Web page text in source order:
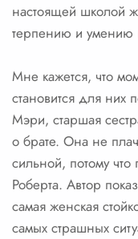
настоящей школой
терпению и умению
Мне кажется, что
становится для
Мэри, старшая
о брате. Она не
сильной, потому
Роберта. Автор
самая женская
самых страшных